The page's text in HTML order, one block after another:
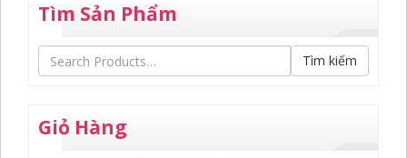
Tìm Sản Phẩm
Tìm kiếm
Giỏ Hàng